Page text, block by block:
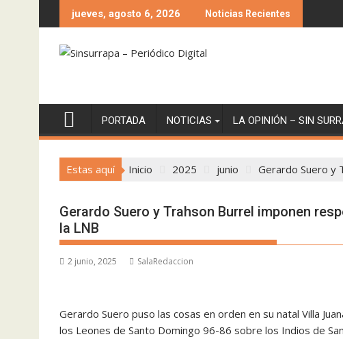
al
jueves, agosto 6, 2026 Noticias Recientes
PORTADA NOTICIAS LA OPINIÓN – SIN
Estas aquí Inicio 2025 junio Gerardo Suero y
Gerardo Suero y Trahson Burrel imponen
la LNB
2 junio, 2025 SalaRedaccion
Gerardo Suero puso las cosas en orden en su natal Villa
los Leones de Santo Domingo 96-86 sobre los Indios de